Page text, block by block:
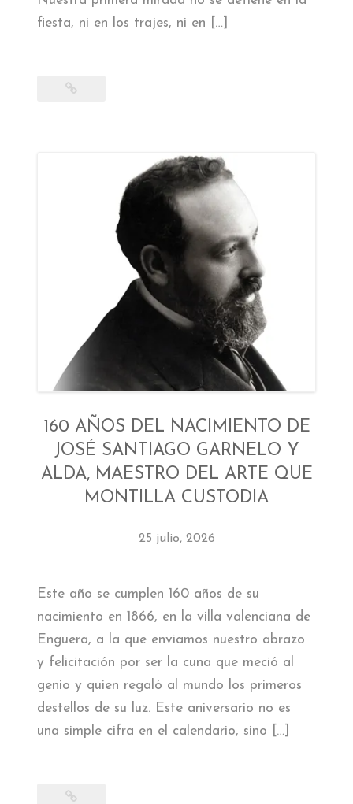
fiesta, ni en los trajes, ni en […]
160 AÑOS DEL NACIMIENTO DE
JOSÉ SANTIAGO GARNELO Y
ALDA, MAESTRO DEL ARTE QUE
MONTILLA CUSTODIA
25 julio, 2026
Este año se cumplen 160 años de su
nacimiento en 1866, en la villa valenciana de
Enguera, a la que enviamos nuestro abrazo
y felicitación por ser la cuna que meció al
genio y quien regaló al mundo los primeros
destellos de su luz. Este aniversario no es
una simple cifra en el calendario, sino […]